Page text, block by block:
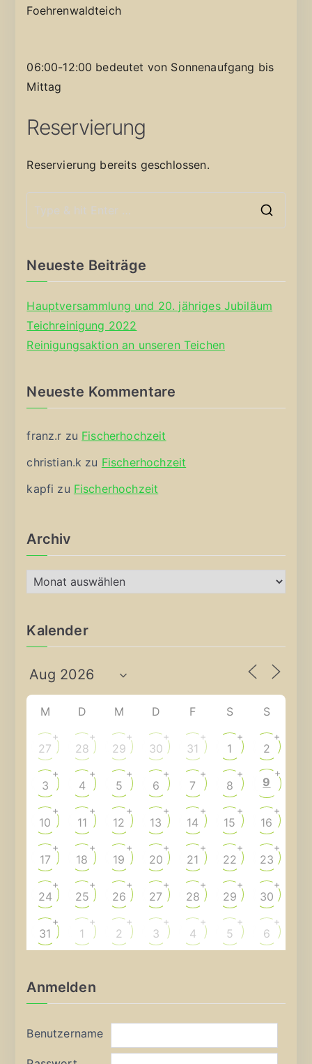
Foehrenwaldteich
06:00-12:00 bedeutet von Sonnenaufgang bis
Mittag
Reservierung
Reservierung bereits geschlossen.
Neueste Beiträge
Hauptversammlung und 20. jähriges Jubiläum
Teichreinigung 2022
Reinigungsaktion an unseren Teichen
Neueste Kommentare
franz.r zu Fischerhochzeit
christian.k zu Fischerhochzeit
kapfi zu Fischerhochzeit
Archiv
r
h
v
Kalender
M D M D F S S
27
+
28
+
29
+
30
+
31
+
1
+
2
+
3
+
4
+
5
+
6
+
7
+
8
+
9
+
10
+
11
+
12
+
13
+
14
+
15
+
16
+
17
+
18
+
19
+
20
+
21
+
22
+
23
+
24
+
25
+
26
+
27
+
28
+
29
+
30
+
31
+
1
+
2
+
3
+
4
+
5
+
6
+
Anmelden
Benutzername